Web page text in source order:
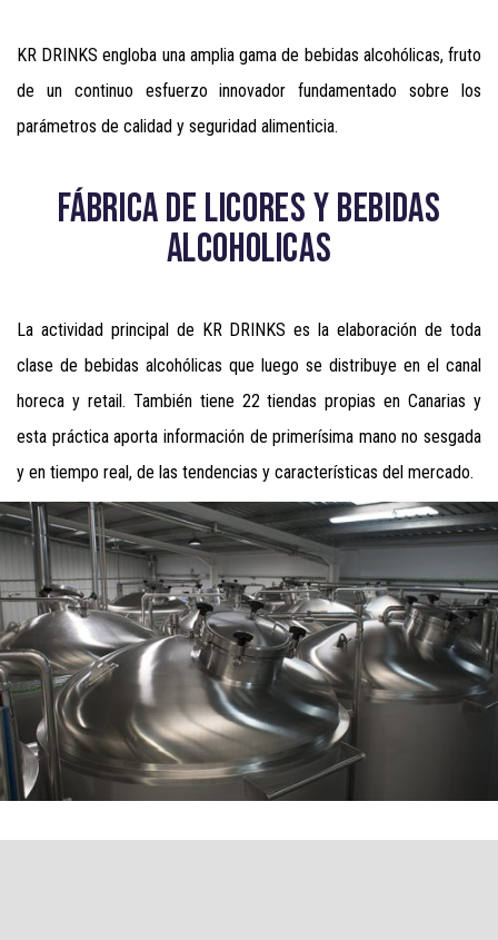
KR DRINKS engloba una amplia gama de bebidas alcohólicas, fruto
de un continuo esfuerzo innovador fundamentado sobre los
parámetros de calidad y seguridad alimenticia.
FÁBRICA DE LICORES Y BEBIDAS
ALCOHOLICAS
La actividad principal de KR DRINKS es la elaboración de toda
clase de bebidas alcohólicas que luego se distribuye en el canal
horeca y retail. También tiene 22 tiendas propias en Canarias y
esta práctica aporta información de primerísima mano no sesgada
y en tiempo real, de las tendencias y características del mercado.